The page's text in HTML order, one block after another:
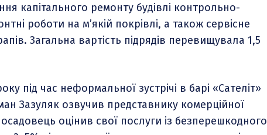
капітального ремонту будівлі контрольно-
роботи на м’якій покрівлі, а також сервісне
Загальна вартість підрядів перевищувала 1,5
під час неформальної зустрічі в барі «Сателіт»
Зазуляк озвучив представнику комерційної
оцінив свої послуги із безперешкодного